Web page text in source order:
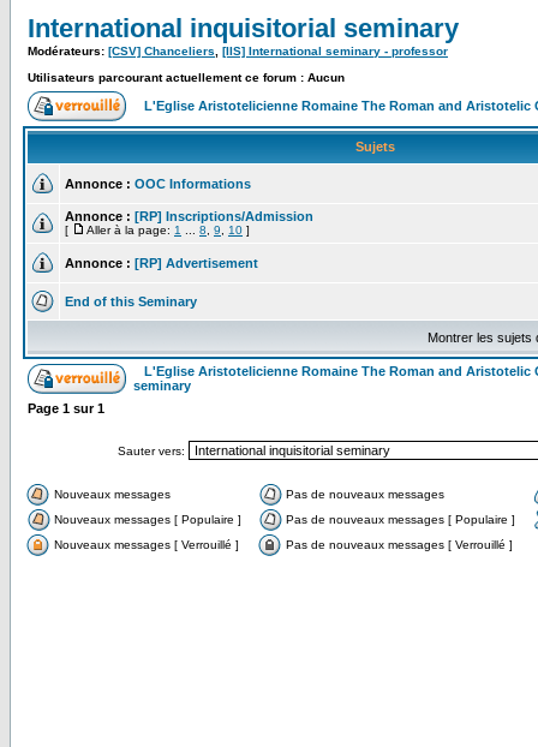
International inquisitorial seminary
Modérateurs: [CSV] Chanceliers
[IIS] International seminary - professor
Utilisateurs parcourant actuellement ce forum : Aucun
L'Eglise Aristotelicienne Romaine The Roman and Aristotelic
Sujets
Annonce : OOC Informations
Annonce : [RP] Inscriptions/Admission
[ Aller à la page: 1 8 9 10 ]
Annonce : [RP] Advertisement
End of this Seminary
Montrer les sujets
L'Eglise Aristotelicienne Romaine The Roman and Aristotelic
seminary
Page 1 sur1
Sauter vers:
Nouveaux messages
Pas de nouveaux messages
Nouveaux messages [ Populaire ]
Pas de nouveaux messages [ Populaire ]
Nouveaux messages [ Verrouillé ]
Pas de nouveaux messages [ Verrouillé ]